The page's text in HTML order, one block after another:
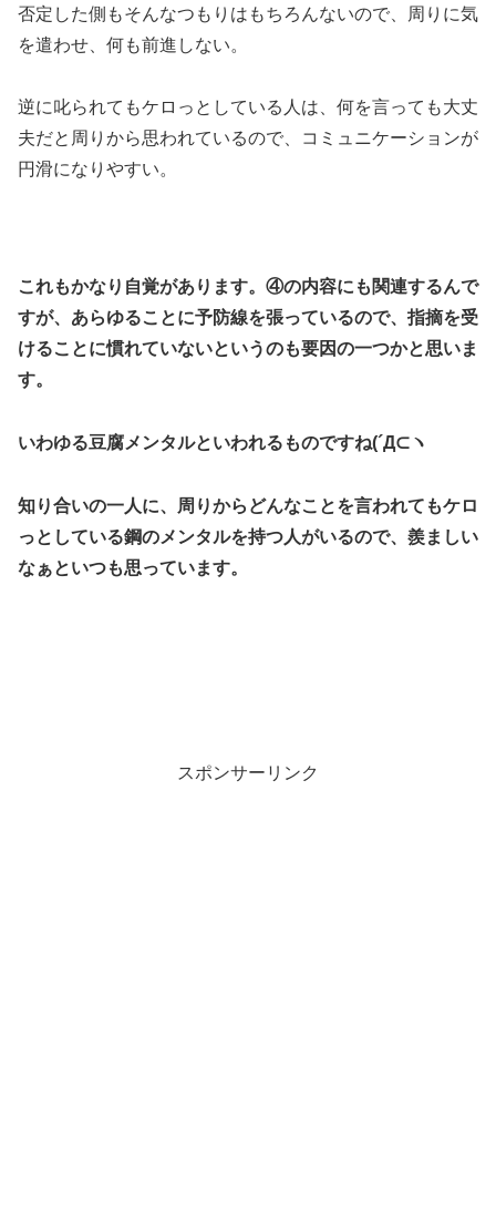
否定した側もそんなつもりはもちろんないので、周りに気
を遣わせ、何も前進しない。
逆に叱られてもケロっとしている人は、何を言っても大丈
夫だと周りから思われているので、コミュニケーションが
円滑になりやすい。
これもかなり自覚があります。④の内容にも関連するんで
すが、あらゆることに予防線を張っているので、指摘を受
けることに慣れていないというのも要因の一つかと思いま
す。
いわゆる豆腐メンタルといわれるものですね(´Д⊂ヽ
知り合いの一人に、周りからどんなことを言われてもケロ
っとしている鋼のメンタルを持つ人がいるので、羨ましい
なぁといつも思っています。
スポンサーリンク